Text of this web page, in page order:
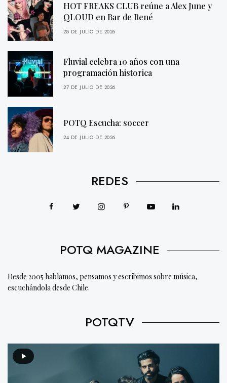
HOT FREAKS CLUB reúne a Alex June y
QLOUD en Bar de René
28 DE JULIO DE 2026
Fluvial celebra 10 años con una
programación historica
27 DE JULIO DE 2026
POTQ Escucha: soccer
24 DE JULIO DE 2026
REDES
POTQ MAGAZINE
Desde 2005 hablamos, pensamos y escribimos sobre música,
escuchándola desde Chile.
POTQTV